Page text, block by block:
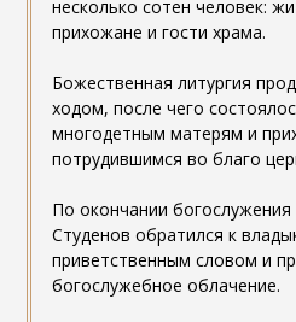
несколько сотен человек:
прихожане и гости храма.
Божественная литургия
ходом, после чего
многодетным матерям и
потрудившимся во благо
По окончании
Студенов обратился к
приветственным словом и
богослужебное облачение.